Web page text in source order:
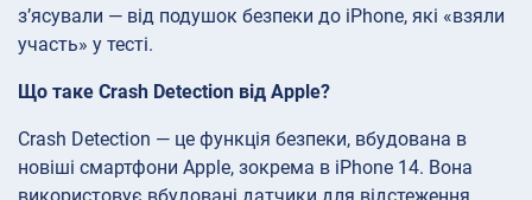
з’ясували — від подушок безпеки до iPhone, які «взяли
участь» у тесті.
Що таке Crash Detection від Apple?
Crash Detection — це функція безпеки, вбудована в
новіші смартфони Apple, зокрема в iPhone 14. Вона
використовує вбудовані датчики для відстеження